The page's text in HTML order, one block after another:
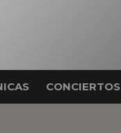
CONCIERTOS